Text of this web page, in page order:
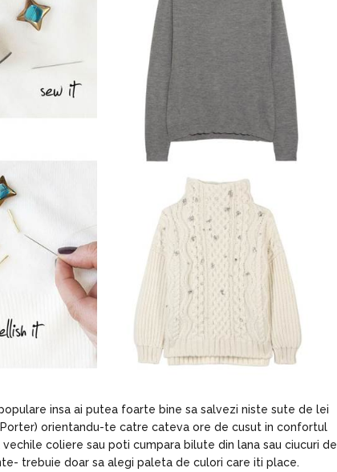
insa ai putea foarte bine sa salvezi niste sute de lei
orientandu-te catre cateva ore de cusut in confortul
coliere sau poti cumpara bilute din lana sau ciucuri de
trebuie doar sa alegi paleta de culori care iti place.